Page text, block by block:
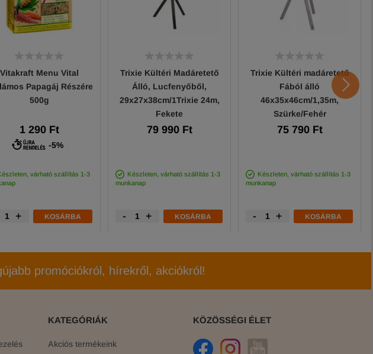
Vitakraft Menu Vital
Papagáj Részére
500g
1 290 Ft
-5%
várható szállítás 1-3
+ KOSÁRBA
Trixie Kültéri Madáretető
Álló, Lucfenyőből,
29x27x38cm/1Trixie 24m,
Fekete
79 990 Ft
Készleten, várható szállítás 1-3
munkanap
- + KOSÁRBA
Trixie Kültéri madáretető
Fából álló
46x35x46cm/1,35m,
Szürke/Fehér
75 790 Ft
Készleten, várható szállítás 1-3
munkanap
- + KOSÁRBA
promóciókról, hírekről, akciókról!
KATEGÓRIÁK
Akciós termékeink
KÖZÖSSÉGI ÉLET